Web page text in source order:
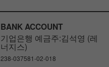
BANK ACCOUNT
기업은행 예금주:김석영 (레
너지스)
238-037581-02-018